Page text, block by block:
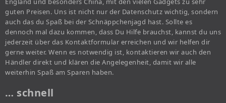
guten Preisen. Uns ist nicht nur der Datenschutz wichtig, sondern
auch das du Spaß bei der Schnäppchenjagd hast. Sollte es
dennoch mal dazu kommen, dass Du Hilfe brauchst, kannst du uns
jederzeit über das Kontaktformular erreichen und wir helfen dir
gerne weiter. Wenn es notwendig ist, kontaktieren wir auch den
Händler direkt und klären die Angelegenheit, damit wir alle
weiterhin Spaß am Sparen haben.
… schnell